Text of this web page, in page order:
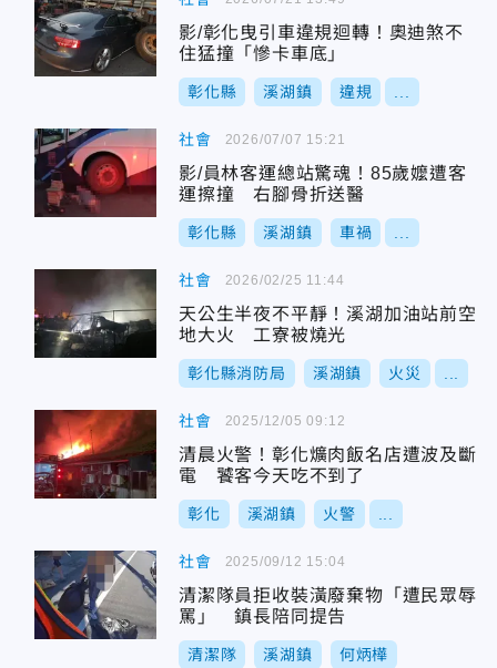
影/彰化曳引車違規迴轉！奧迪煞不
住猛撞「慘卡車底」
彰化縣 溪湖鎮 違規
社會
影/員林客運總站驚魂！85歲嬤遭客
運擦撞 右腳骨折送醫
彰化縣 溪湖鎮 車禍
2026/07/07 15:21
社會
天公生半夜不平靜！溪湖加油站前空
地大火 工寮被燒光
彰化縣消防局 溪湖鎮 火災
2026/02/25 11:44
社會
清晨火警！彰化爌肉飯名店遭波及斷
電 饕客今天吃不到了
彰化 溪湖鎮 火警
2025/12/05 09:12
社會
清潔隊員拒收裝潢廢棄物「遭民眾辱
罵」 鎮長陪同提告
清潔隊 溪湖鎮 何炳樺
2025/09/12 15:04